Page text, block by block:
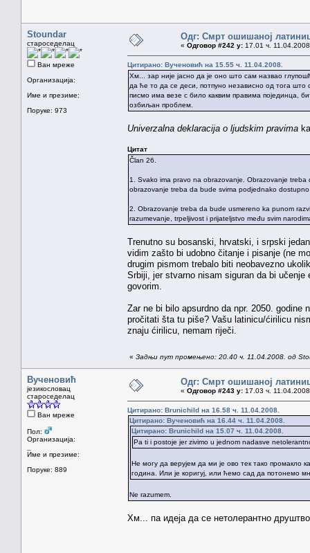
Stoundar
староседелац
Ван мреже
Организација:
Име и презиме:
Поруке: 973
Одг: Смрт ошишаној
« Одговор #242 у: 17.01 ч.
Цитирано: Вученовић на 15.55 ч. 11.04.2008.
Хм... зар није јасно да је оно што сам назвао
да ће то да се деси, потпуно независно од тога што
писмо има везе с било каквим правима појединца,
озбиљан проблем.
Univerzalna deklaracija o ljudskim pravima
Цитат
Član 26.
1. Svako ima pravo na obrazovanje. Obrazovanje
obrazovanje treba da bude svima podjednako
2. Obrazovanje treba da bude usmereno ka punom
razumevanje, trpeljivost i prijateljstvo među svim
Trenutno su bosanski, hrvatski, i srpski
vidim zašto bi udobno čitanje i pisanje (ne
drugim pismom trebalo biti neobavezno
Srbiji, jer stvarno nisam siguran da bi
govorim.
Zar ne bi bilo apsurdno da npr. 2050.
pročitati šta tu piše? Vašu latinicu/ćirilicu
znaju ćirilicu, nemam riječi.
« Задњи пут промењено: 20.40 ч. 11.04.2008. од
Вученовић
језикословац
староседелац
Ван мреже
Пол:
Организација:
Име и презиме:
Поруке: 889
Одг: Смрт ошишаној
« Одговор #243 у: 17.03 ч.
Цитирано: Brunichild на 16.58 ч. 11.04.2008.
Цитирано: Вученовић на 16.44 ч. 11.04.2008.
Цитирано: Brunichild на 15.07 ч. 11.04.2008.
Pa ti i postoje jer zivimo u jednom nadasve
Не могу да верујем да ми је ово тек тако промакло
година. Или је коригуј, или ћемо сад да потонемо
Ne razumem.
Хм... па идеја да се нетолерантно